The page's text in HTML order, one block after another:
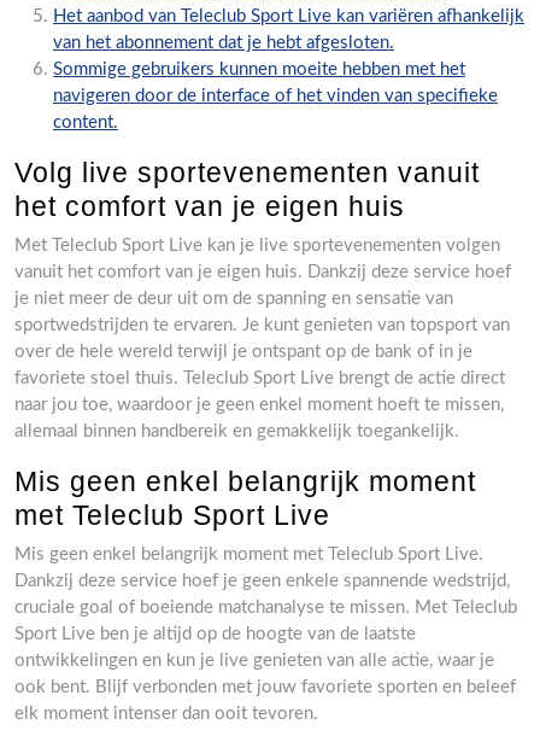
Het aanbod van Teleclub Sport Live kan variëren afhankelijk
van het abonnement dat je hebt afgesloten.
Sommige gebruikers kunnen moeite hebben met het
navigeren door de interface of het vinden van specifieke
content.
Volg live sportevenementen vanuit
het comfort van je eigen huis
Met Teleclub Sport Live kan je live sportevenementen volgen
vanuit het comfort van je eigen huis. Dankzij deze service hoef
je niet meer de deur uit om de spanning en sensatie van
sportwedstrijden te ervaren. Je kunt genieten van topsport van
over de hele wereld terwijl je ontspant op de bank of in je
favoriete stoel thuis. Teleclub Sport Live brengt de actie direct
naar jou toe, waardoor je geen enkel moment hoeft te missen,
allemaal binnen handbereik en gemakkelijk toegankelijk.
Mis geen enkel belangrijk moment
met Teleclub Sport Live
Mis geen enkel belangrijk moment met Teleclub Sport Live.
Dankzij deze service hoef je geen enkele spannende wedstrijd,
cruciale goal of boeiende matchanalyse te missen. Met Teleclub
Sport Live ben je altijd op de hoogte van de laatste
ontwikkelingen en kun je live genieten van alle actie, waar je
ook bent. Blijf verbonden met jouw favoriete sporten en beleef
elk moment intenser dan ooit tevoren.